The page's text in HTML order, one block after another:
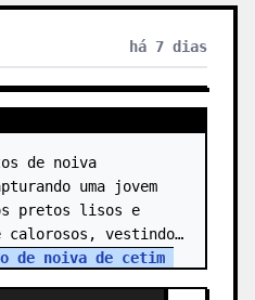
há 7 dias
de noiva
uma jovem
pretos lisos e
calorosos, vestindo
de noiva de cetim